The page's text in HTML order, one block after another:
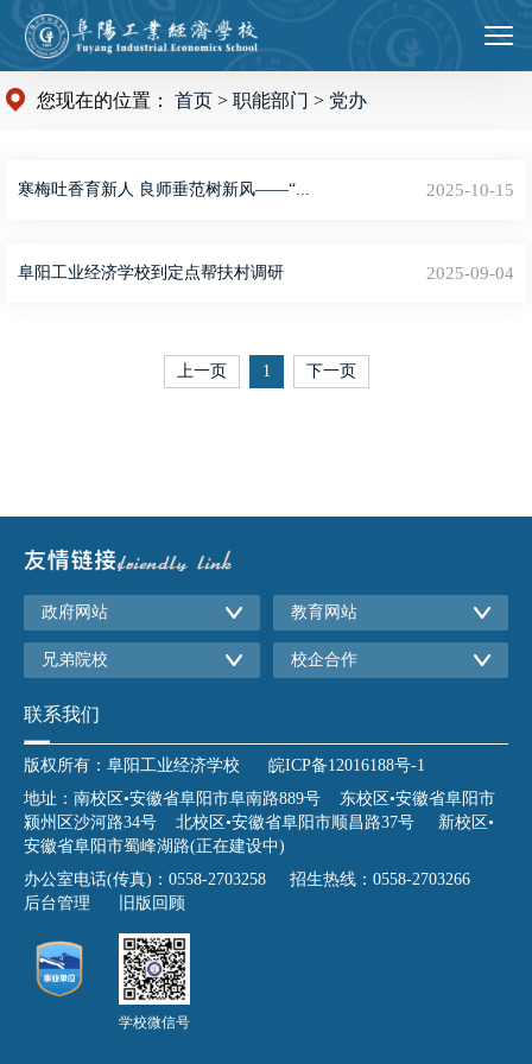
您现在的位置： 首页 > 职能部门 > 党办
寒梅吐香育新人 良师垂范树新风——“... 2025-10-15
阜阳工业经济学校到定点帮扶村调研 2025-09-04
上一页 1 下一页
政府网站 教育网站
兄弟院校 校企合作
联系我们
版权所有：阜阳工业经济学校 皖ICP备12016188号-1
地址：南校区•安徽省阜阳市阜南路889号 东校区•安徽省阜阳市
颍州区沙河路34号 北校区•安徽省阜阳市顺昌路37号 新校区•
安徽省阜阳市蜀峰湖路(正在建设中)
办公室电话(传真)：0558-2703258 招生热线：0558-2703266
后台管理
旧版回顾
学校微信号